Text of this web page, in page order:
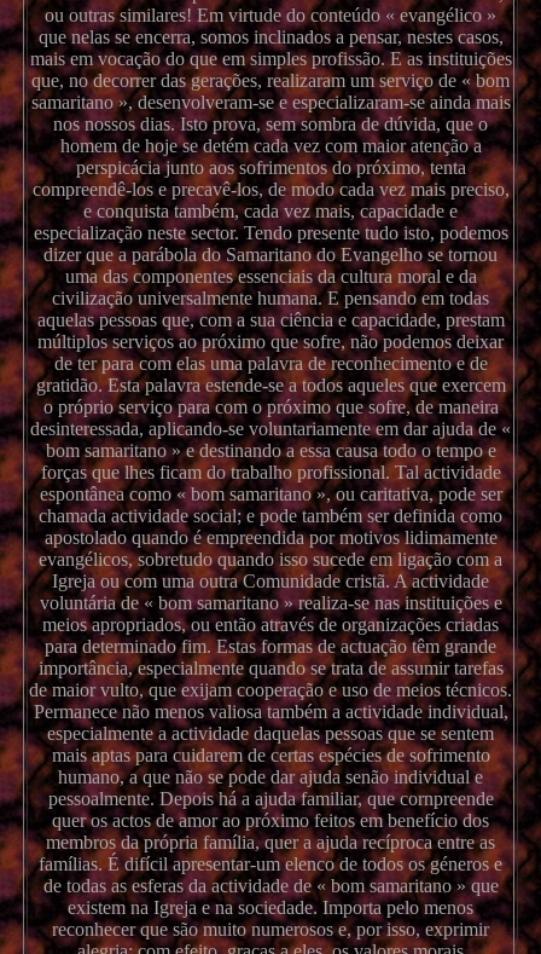
ou outras similares! Em virtude do conteúdo « evangélico »
que nelas se encerra, somos inclinados a pensar, nestes casos,
mais em vocação do que em simples profissão. E as instituições
que, no decorrer das gerações, realizaram um serviço de « bom
samaritano », desenvolveram-se e especializaram-se ainda mais
nos nossos dias. Isto prova, sem sombra de dúvida, que o
homem de hoje se detém cada vez com maior atenção a
perspicácia junto aos sofrimentos do próximo, tenta
compreendê-los e precavê-los, de modo cada vez mais preciso,
e conquista também, cada vez mais, capacidade e
especialização neste sector. Tendo presente tudo isto, podemos
dizer que a parábola do Samaritano do Evangelho se tornou
uma das componentes essenciais da cultura moral e da
civilização universalmente humana. E pensando em todas
aquelas pessoas que, com a sua ciência e capacidade, prestam
múltiplos serviços ao próximo que sofre, não podemos deixar
de ter para com elas uma palavra de reconhecimento e de
gratidão. Esta palavra estende-se a todos aqueles que exercem
o próprio serviço para com o próximo que sofre, de maneira
desinteressada, aplicando-se voluntariamente em dar ajuda de «
bom samaritano » e destinando a essa causa todo o tempo e
forças que lhes ficam do trabalho profissional. Tal actividade
espontânea como « bom samaritano », ou caritativa, pode ser
chamada actividade social; e pode também ser definida como
apostolado quando é empreendida por motivos lidimamente
evangélicos, sobretudo quando isso sucede em ligação com a
Igreja ou com uma outra Comunidade cristã. A actividade
voluntária de « bom samaritano » realiza-se nas instituições e
meios apropriados, ou então através de organizações criadas
para determinado fim. Estas formas de actuação têm grande
importância, especialmente quando se trata de assumir tarefas
de maior vulto, que exijam cooperação e uso de meios técnicos.
Permanece não menos valiosa também a actividade individual,
especialmente a actividade daquelas pessoas que se sentem
mais aptas para cuidarem de certas espécies de sofrimento
humano, a que não se pode dar ajuda senão individual e
pessoalmente. Depois há a ajuda familiar, que cornpreende
quer os actos de amor ao próximo feitos em benefício dos
membros da própria família, quer a ajuda recíproca entre as
famílias. É difícil apresentar-um elenco de todos os géneros e
de todas as esferas da actividade de « bom samaritano » que
existem na Igreja e na sociedade. Importa pelo menos
reconhecer que são muito numerosos e, por isso, exprimir